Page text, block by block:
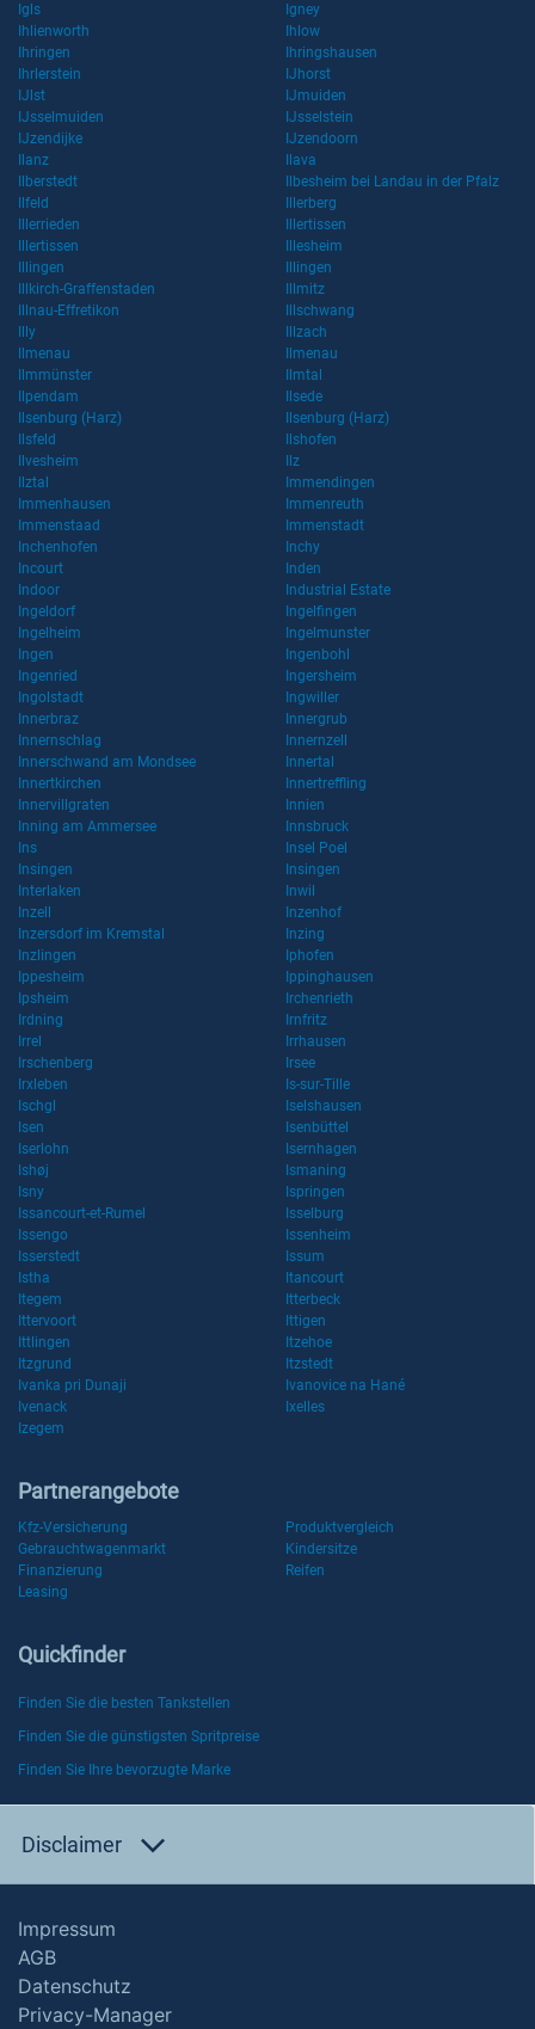
Igls
Igney
Ihlienworth
Ihlow
Ihringen
Ihringshausen
Ihrlerstein
IJhorst
IJlst
IJmuiden
IJsselmuiden
IJsselstein
IJzendijke
IJzendoorn
Ilanz
Ilava
Ilberstedt
Ilbesheim bei Landau in der Pfalz
Ilfeld
Illerberg
Illerrieden
Illertissen
Illertissen
Illesheim
Illingen
Illingen
Illkirch-Graffenstaden
Illmitz
Illnau-Effretikon
Illschwang
Illy
Illzach
Ilmenau
Ilmenau
Ilmmünster
Ilmtal
Ilpendam
Ilsede
Ilsenburg (Harz)
Ilsenburg (Harz)
Ilsfeld
Ilshofen
Ilvesheim
Ilz
Ilztal
Immendingen
Immenhausen
Immenreuth
Immenstaad
Immenstadt
Inchenhofen
Inchy
Incourt
Inden
Indoor
Industrial Estate
Ingeldorf
Ingelfingen
Ingelheim
Ingelmunster
Ingen
Ingenbohl
Ingenried
Ingersheim
Ingolstadt
Ingwiller
Innerbraz
Innergrub
Innernschlag
Innernzell
Innerschwand am Mondsee
Innertal
Innertkirchen
Innertreffling
Innervillgraten
Innien
Inning am Ammersee
Innsbruck
Ins
Insel Poel
Insingen
Insingen
Interlaken
Inwil
Inzell
Inzenhof
Inzersdorf im Kremstal
Inzing
Inzlingen
Iphofen
Ippesheim
Ippinghausen
Ipsheim
Irchenrieth
Irdning
Irnfritz
Irrel
Irrhausen
Irschenberg
Irsee
Irxleben
Is-sur-Tille
Ischgl
Iselshausen
Isen
Isenbüttel
Iserlohn
Isernhagen
Ishøj
Ismaning
Isny
Ispringen
Issancourt-et-Rumel
Isselburg
Issengo
Issenheim
Isserstedt
Issum
Istha
Itancourt
Itegem
Itterbeck
Ittervoort
Ittigen
Ittlingen
Itzehoe
Itzgrund
Itzstedt
Ivanka pri Dunaji
Ivanovice na Hané
Ivenack
Ixelles
Izegem
Partnerangebote
Kfz-Versicherung
Produktvergleich
Gebrauchtwagenmarkt
Kindersitze
Finanzierung
Reifen
Leasing
Quickfinder
Finden Sie die besten Tankstellen
Finden Sie die günstigsten Spritpreise
Finden Sie Ihre bevorzugte Marke
Disclaimer
Impressum
AGB
Datenschutz
Privacy-Manager